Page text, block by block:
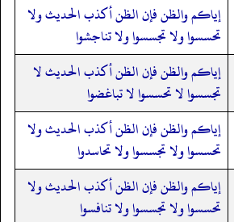
إياكم والظن فإن الظن أكذب الحديث ولا
تحسسوا ولا تجسسوا ولا تناجشوا
إياكم والظن فإن الظن أكذب الحديث لا
تجسسوا لا تحسسوا لا تباغضوا
إياكم والظن فإن الظن أكذب الحديث ولا
تحسسوا ولا تجسسوا ولا تحاسدوا
إياكم والظن فإن الظن أكذب الحديث ولا
تحسسوا ولا تجسسوا ولا تنافسوا